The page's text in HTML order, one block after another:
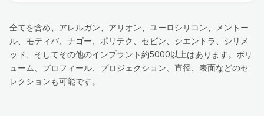
全てを含め、アレルガン、アリオン、ユーロシリコン、メントー
ル、モティバ、ナゴー、ポリテク、セビン、シエントラ、シリメ
ッド、そしてその他のインプラント約5000以上はあります。ボリ
ューム、プロフィール、プロジェクション、直径、表面などのセ
レクションも可能です。